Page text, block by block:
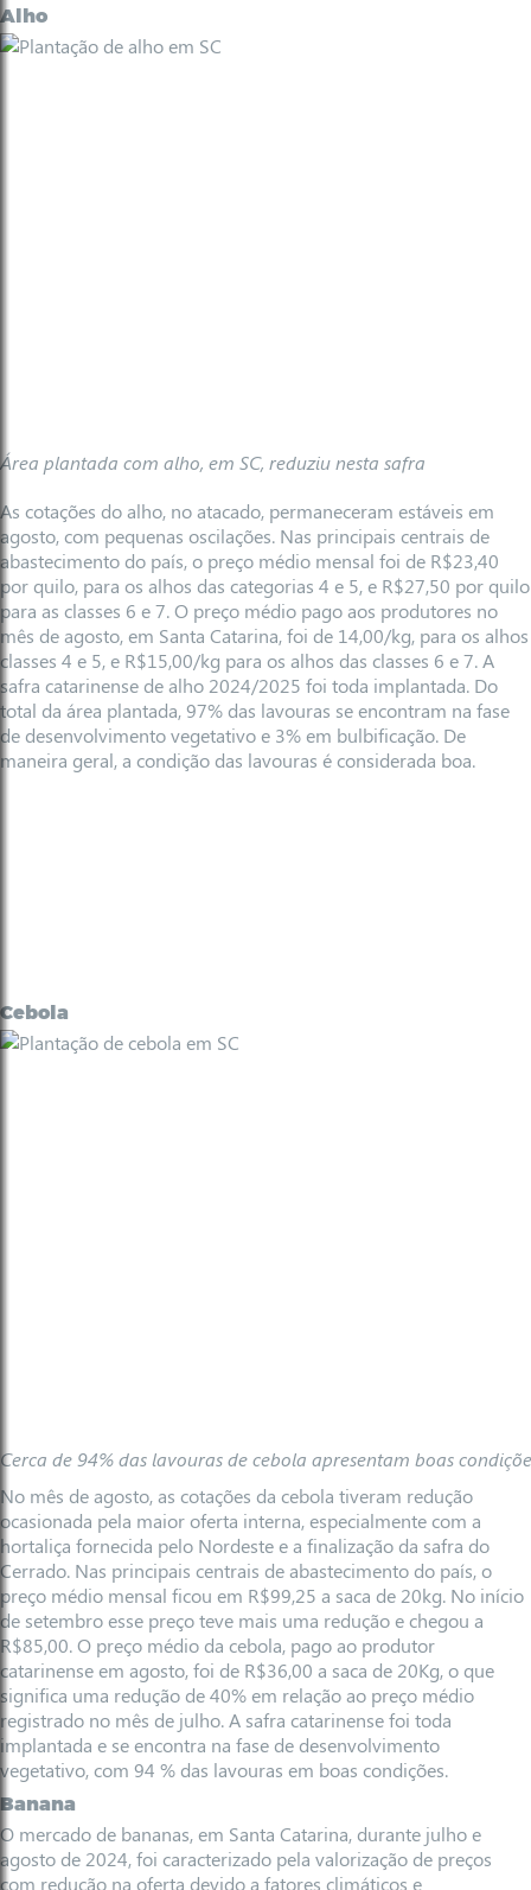
Alho
Área plantada com alho, em SC, reduziu nesta safra
As cotações do alho, no atacado, permaneceram estáveis em
agosto, com pequenas oscilações. Nas principais centrais de
abastecimento do país, o preço médio mensal foi de R$23,40
por quilo, para os alhos das categorias 4 e 5, e R$27,50 por quilo
para as classes 6 e 7. O preço médio pago aos produtores no
mês de agosto, em Santa Catarina, foi de 14,00/kg, para os alhos
classes 4 e 5, e R$15,00/kg para os alhos das classes 6 e 7. A
safra catarinense de alho 2024/2025 foi toda implantada. Do
total da área plantada, 97% das lavouras se encontram na fase
de desenvolvimento vegetativo e 3% em bulbificação. De
maneira geral, a condição das lavouras é considerada boa.
Cebola
Cerca de 94% das lavouras de cebola apresentam boas
No mês de agosto, as cotações da cebola tiveram redução
ocasionada pela maior oferta interna, especialmente com a
hortaliça fornecida pelo Nordeste e a finalização da safra do
Cerrado. Nas principais centrais de abastecimento do país, o
preço médio mensal ficou em R$99,25 a saca de 20kg. No início
de setembro esse preço teve mais uma redução e chegou a
R$85,00. O preço médio da cebola, pago ao produtor
catarinense em agosto, foi de R$36,00 a saca de 20Kg, o que
significa uma redução de 40% em relação ao preço médio
registrado no mês de julho. A safra catarinense foi toda
implantada e se encontra na fase de desenvolvimento
vegetativo, com 94 % das lavouras em boas condições.
Banana
O mercado de bananas, em Santa Catarina, durante julho e
agosto de 2024, foi caracterizado pela valorização de preços
com redução na oferta devido a fatores climáticos e